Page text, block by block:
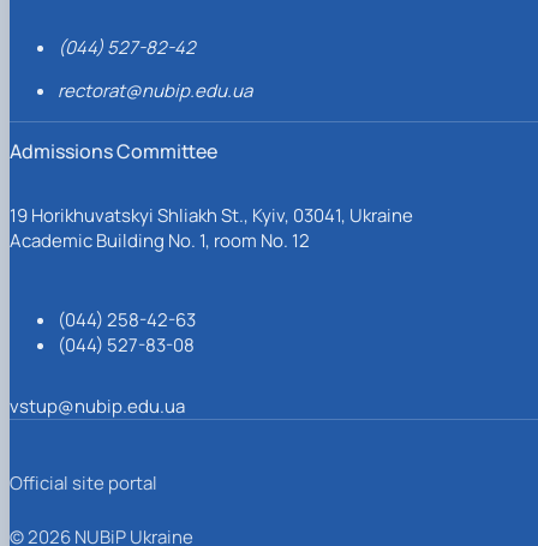
(044) 527-82-42
rectorat@nubip.edu.ua
Admissions Committee
19 Horikhuvatskyi Shliakh St., Kyiv, 03041, Ukraine
Academic Building No. 1, room No. 12
(044) 258-42-63
(044) 527-83-08
vstup@nubip.edu.ua
Official site portal
© 2026 NUBiP Ukraine